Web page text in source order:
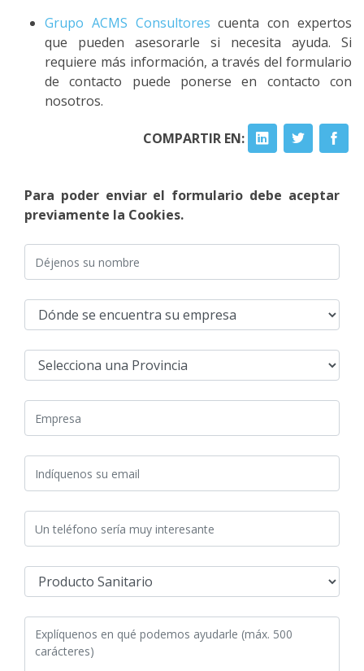
Grupo ACMS Consultores cuenta con expertos
que pueden asesorarle si necesita ayuda. Si
requiere más información, a través del formulario
de contacto puede ponerse en contacto con
nosotros.
COMPARTIR EN:
Para poder enviar el formulario debe aceptar
previamente la Cookies.